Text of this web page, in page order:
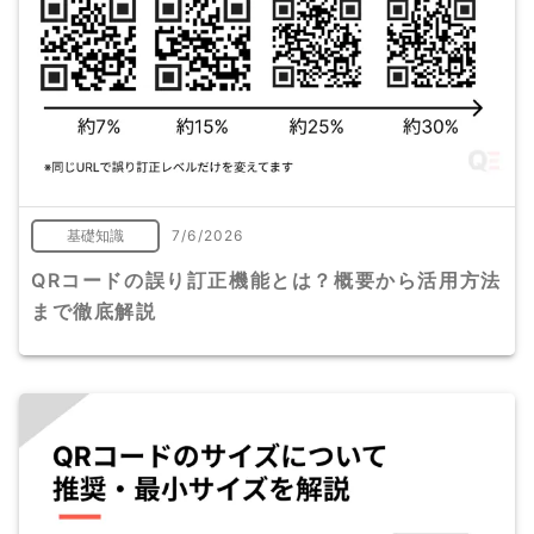
基礎知識 7/6/2026
QRコードの誤り訂正機能とは？概要から活用方法
まで徹底解説